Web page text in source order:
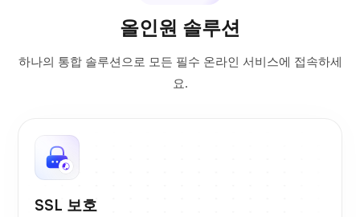
올인원 솔루션
하나의 통합 솔루션으로 모든 필수 온라인 서비스에 접속하세
요.
SSL 보호